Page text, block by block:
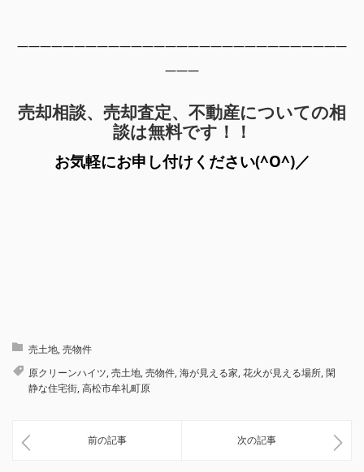
—————————————————————————————
———
売却相談、売却査定、不動産についての相
談は無料です！！
お気軽にお申し付けください(^O^)／
売土地,売物件
原クリーンハイツ,売土地,売物件,海が見える家,花火が見える場所,閑
静な住宅街,高松市牟礼町原
前の記事 次の記事